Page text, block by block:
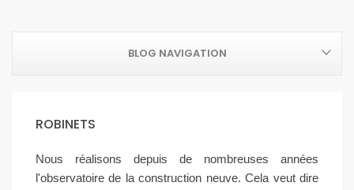
BLOG NAVIGATION
ROBINETS
Nous réalisons depuis de nombreuses années
l'observatoire de la construction neuve. Cela veut dire